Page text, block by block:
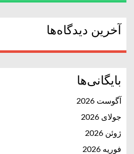
آخرین دیدگاه‌ها
بایگانی‌ها
آگوست 2026
جولای 2026
ژوئن 2026
فوریه 2026